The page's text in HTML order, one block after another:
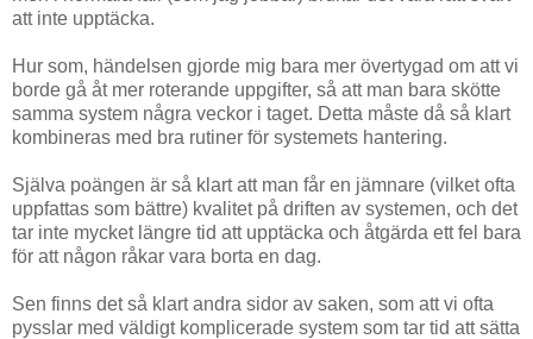
att inte upptäcka.
Hur som, händelsen gjorde mig bara mer övertygad om att vi
borde gå åt mer roterande uppgifter, så att man bara skötte
samma system några veckor i taget. Detta måste då så klart
kombineras med bra rutiner för systemets hantering.
Själva poängen är så klart att man får en jämnare (vilket ofta
uppfattas som bättre) kvalitet på driften av systemen, och det
tar inte mycket längre tid att upptäcka och åtgärda ett fel bara
för att någon råkar vara borta en dag.
Sen finns det så klart andra sidor av saken, som att vi ofta
pysslar med väldigt komplicerade system som tar tid att sätta